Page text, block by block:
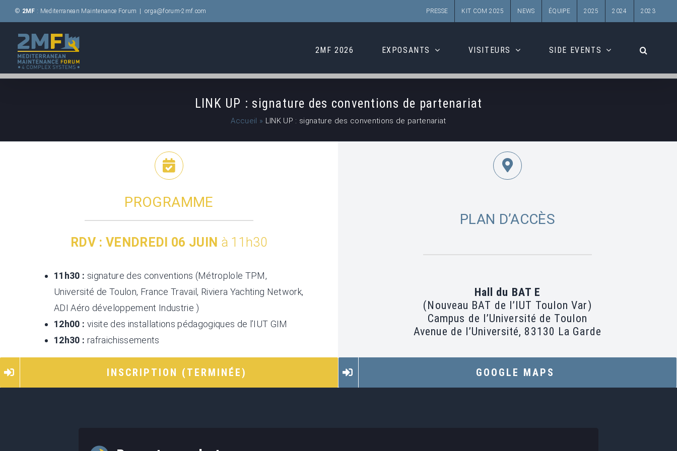
Passer
au
contenu
© 2MF : Mediterranean Maintenance Forum orga@forum-2mf.com PRESSE KIT COM 2025 NEWS ÉQUIPE 2025 2024 2023
2MF 2026 EXPOSANTS VISITEURS SIDE EVENTS
LINK UP : signature des conventions de partenariat
Accueil » LINK UP : signature des conventions de partenariat
PROGRAMME
RDV : VENDREDI 06 JUIN à 11h30
11h30 : signature des conventions (Métroplole TPM,
Université de Toulon, France Travail, Riviera Yachting Network,
ADI Aéro développement Industrie )
12h00 : visite des installations pédagogiques de l’IUT GIM
12h30 : rafraichissements
INSCRIPTION (TERMINÉE)
PLAN D’ACCÈS
Hall du BAT E
(Nouveau BAT de l’IUT Toulon Var)
Campus de l’Université de Toulon
Avenue de l’Université, 83130 La Garde
GOOGLE MAPS